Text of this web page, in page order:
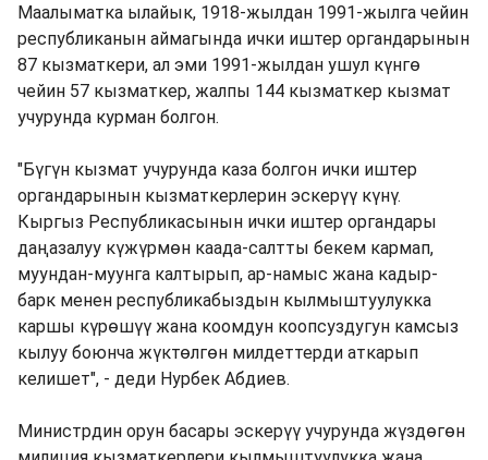
Маалыматка ылайык, 1918-жылдан 1991-жылга чейин
республиканын аймагында ички иштер органдарынын
87 кызматкери, ал эми 1991-жылдан ушул күнгө
чейин 57 кызматкер, жалпы 144 кызматкер кызмат
учурунда курман болгон.
"Бүгүн кызмат учурунда каза болгон ички иштер
органдарынын кызматкерлерин эскерүү күнү.
Кыргыз Республикасынын ички иштер органдары
даңазалуу күжүрмөн каада-салтты бекем кармап,
муундан-муунга калтырып, ар-намыс жана кадыр-
барк менен республикабыздын кылмыштуулукка
каршы күрөшүү жана коомдун коопсуздугун камсыз
кылуу боюнча жүктөлгөн милдеттерди аткарып
келишет", - деди Нурбек Абдиев.
Министрдин орун басары эскерүү учурунда жүздөгөн